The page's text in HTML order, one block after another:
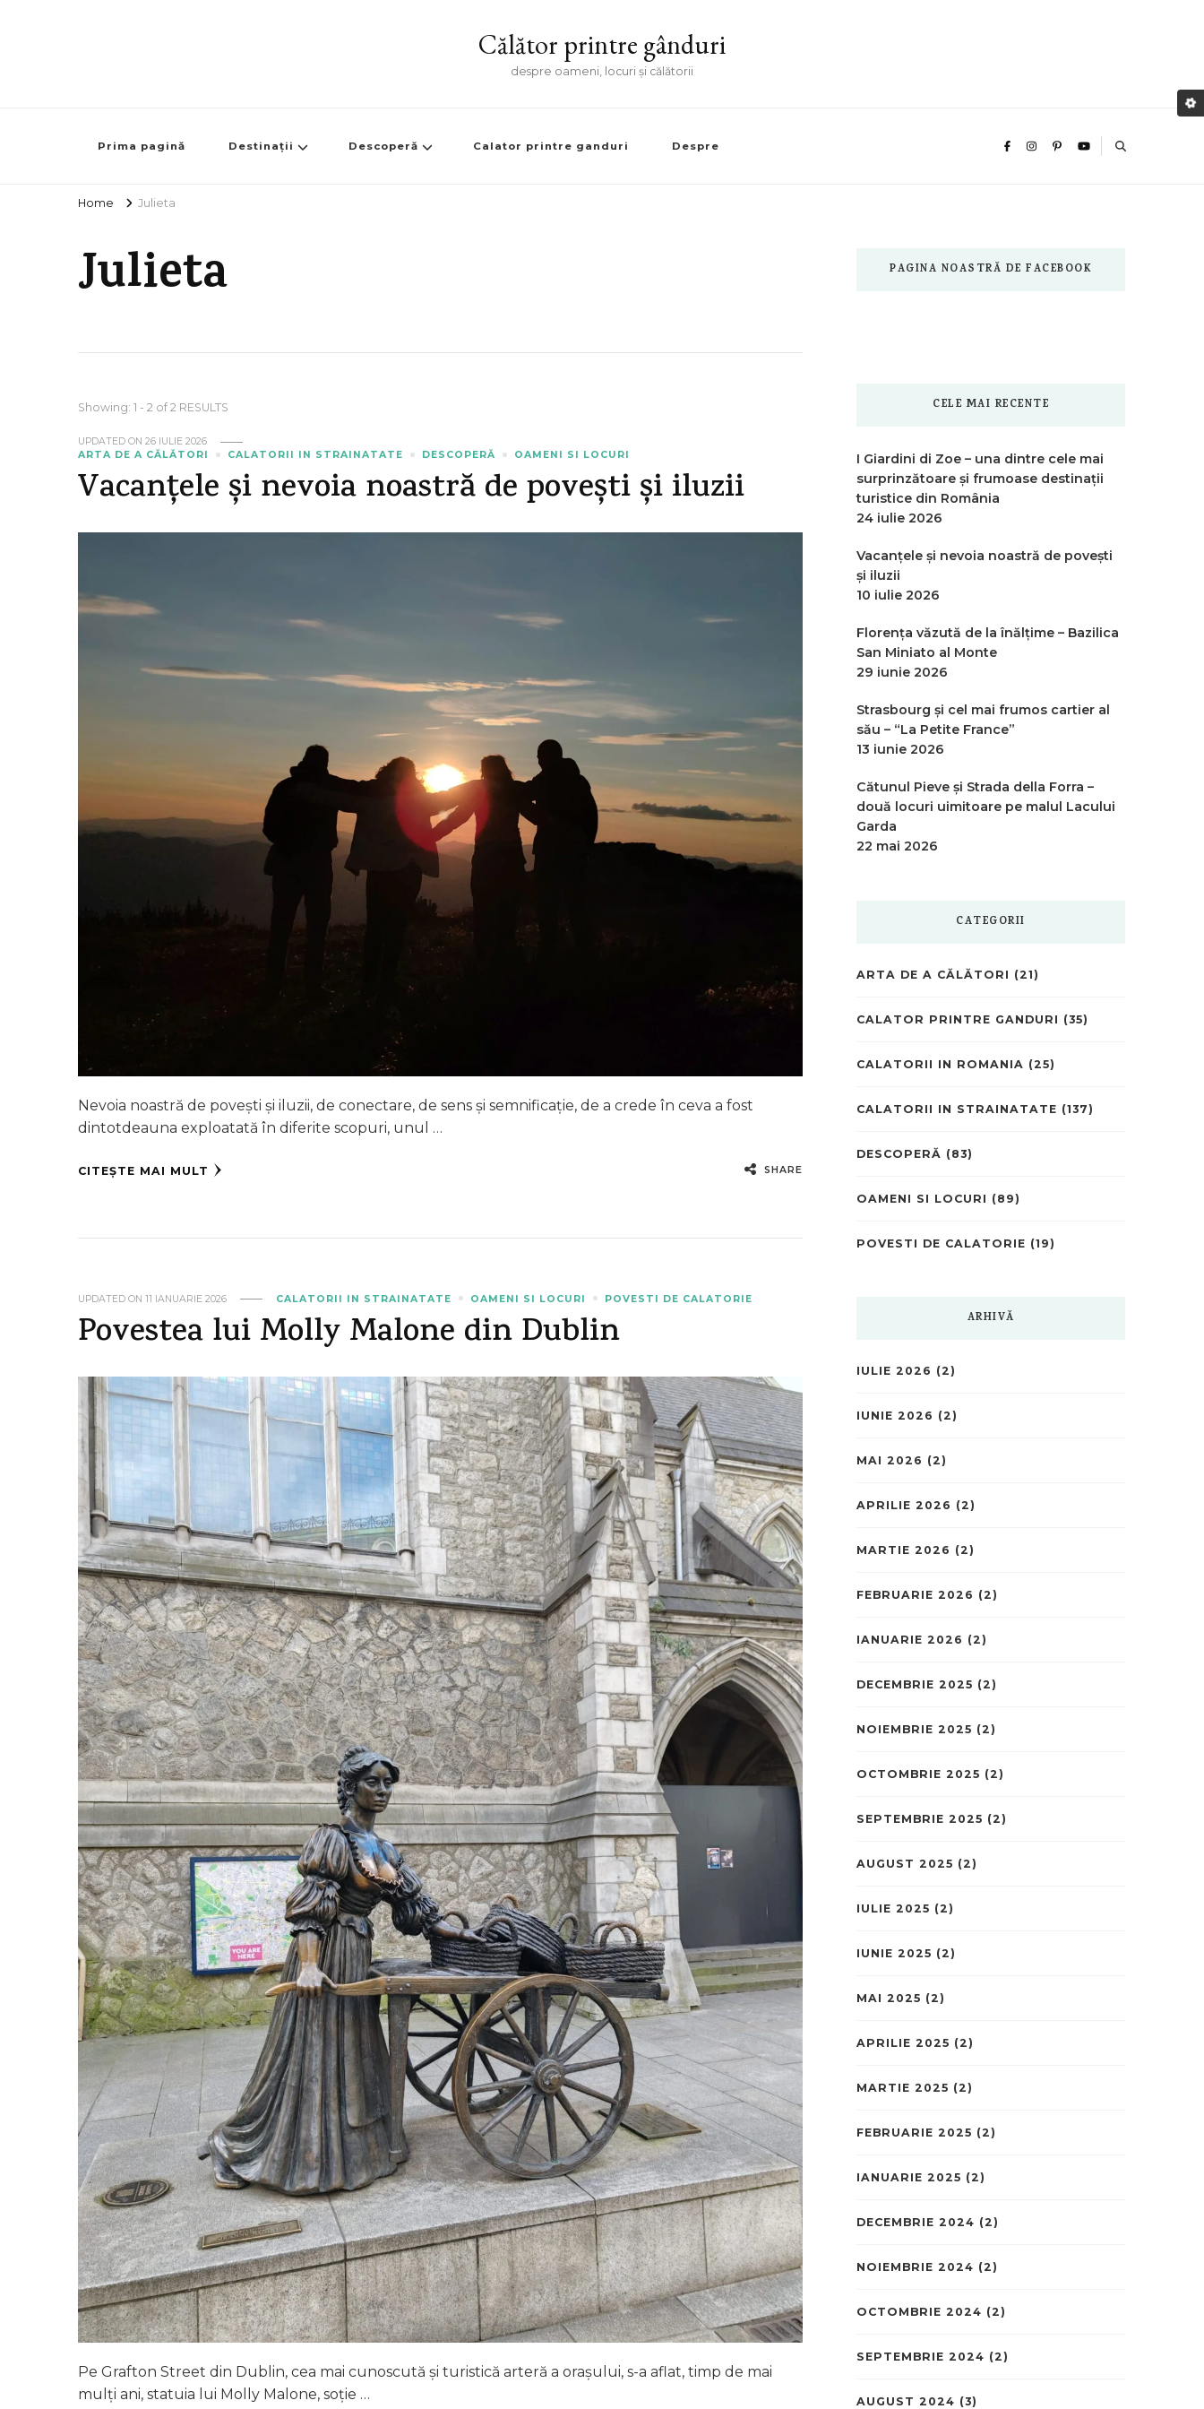
Călător printre gânduri
despre oameni, locuri și călătorii
Prima pagină Destinații Descoperă Calator printre ganduri Despre
Home Julieta
Julieta
Showing: 1 - 2 of 2 RESULTS
UPDATED ON 26 IULIE 2026
ARTA DE A CĂLĂTORI
CALATORII IN STRAINATATE DESCOPERĂ OAMENI SI LOCURI
Vacanțele și nevoia noastră de povești și iluzii
Nevoia noastră de povești și iluzii, de conectare, de sens și semnificație, de a crede în ceva a fost
dintotdeauna exploatată în diferite scopuri, unul …
CITEȘTE MAI MULT SHARE
UPDATED ON 11 IANUARIE 2026 CALATORII IN STRAINATATE OAMENI SI LOCURI POVESTI DE CALATORIE
Povestea lui Molly Malone din Dublin
Pe Grafton Street din Dublin, cea mai cunoscută și turistică arteră a orașului, s-a aflat, timp de mai
mulți ani, statuia lui Molly Malone, soție …
PAGINA NOASTRĂ DE FACEBOOK
CELE MAI RECENTE
I Giardini di Zoe – una dintre cele mai
surprinzătoare și frumoase destinații
turistice din România
24 iulie 2026
Vacanțele și nevoia noastră de povești
și iluzii
10 iulie 2026
Florența văzută de la înălțime – Bazilica
San Miniato al Monte
29 iunie 2026
Strasbourg și cel mai frumos cartier al
său – “La Petite France”
13 iunie 2026
Cătunul Pieve și Strada della Forra –
două locuri uimitoare pe malul Lacului
Garda
22 mai 2026
CATEGORII
ARTA DE A CĂLĂTORI (21)
CALATOR PRINTRE GANDURI (35)
CALATORII IN ROMANIA (25)
CALATORII IN STRAINATATE (137)
DESCOPERĂ (83)
OAMENI SI LOCURI (89)
POVESTI DE CALATORIE (19)
ARHIVĂ
IULIE 2026 (2)
IUNIE 2026 (2)
MAI 2026 (2)
APRILIE 2026 (2)
MARTIE 2026 (2)
FEBRUARIE 2026 (2)
IANUARIE 2026 (2)
DECEMBRIE 2025 (2)
NOIEMBRIE 2025 (2)
OCTOMBRIE 2025 (2)
SEPTEMBRIE 2025 (2)
AUGUST 2025 (2)
IULIE 2025 (2)
IUNIE 2025 (2)
MAI 2025 (2)
APRILIE 2025 (2)
MARTIE 2025 (2)
FEBRUARIE 2025 (2)
IANUARIE 2025 (2)
DECEMBRIE 2024 (2)
NOIEMBRIE 2024 (2)
OCTOMBRIE 2024 (2)
SEPTEMBRIE 2024 (2)
AUGUST 2024 (3)